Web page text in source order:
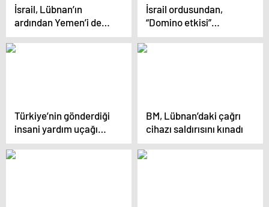
İsrail, Lübnan’ın
ardından Yemen’i de
vurdu
İsrail ordusundan,
“Domino etkisi”
videosu! Hizbullah’a
mesajları çok açık
Türkiye’nin gönderdiği
insani yardım uçağı
Lübnan’a ulaştı
BM, Lübnan’daki çağrı
cihazı saldırısını kınadı